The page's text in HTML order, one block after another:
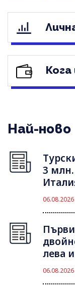
Най-ново
3 млн.
06.08.2026
лева
06.08.2026